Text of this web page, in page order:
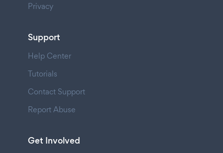
Privacy
Support
Help Center
Tutorials
Contact Support
Report Abuse
Get Involved